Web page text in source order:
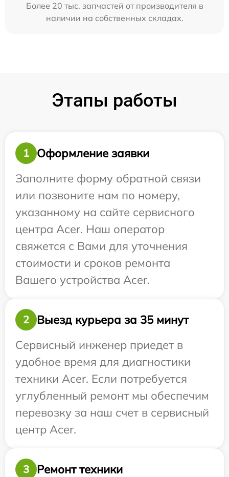
Более 20 тыс. запчастей от производителя в
наличии на собственных складах.
Этапы работы
1
Оформление заявки
Заполните форму обратной связи
или позвоните нам по номеру,
указанному на сайте сервисного
центра Acer. Наш оператор
свяжется с Вами для уточнения
стоимости и сроков ремонта
Вашего устройства Acer.
2
Выезд курьера за 35 минут
Сервисный инженер приедет в
удобное время для диагностики
техники Acer. Если потребуется
углубленный ремонт мы обеспечим
перевозку за наш счет в сервисный
центр Acer.
3
Ремонт техники